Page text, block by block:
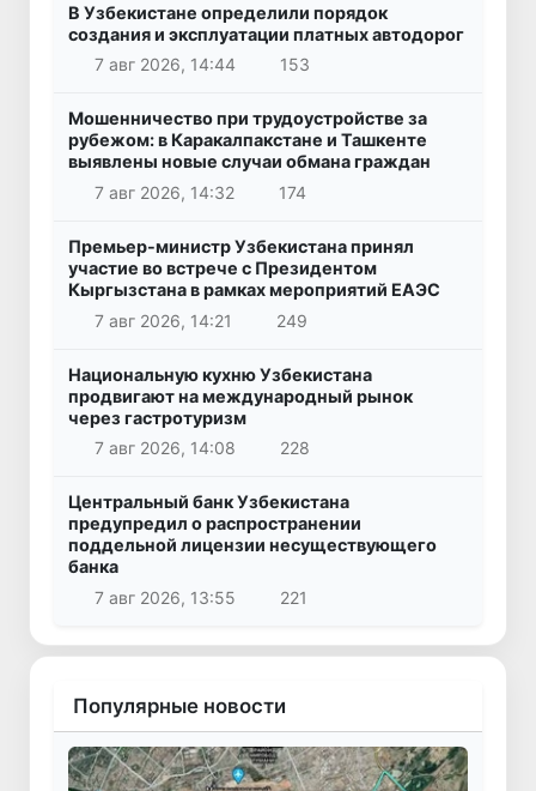
В Узбекистане определили порядок
создания и эксплуатации платных автодорог
7 авг 2026, 14:44
153
Мошенничество при трудоустройстве за
рубежом: в Каракалпакстане и Ташкенте
выявлены новые случаи обмана граждан
7 авг 2026, 14:32
174
Премьер-министр Узбекистана принял
участие во встрече с Президентом
Кыргызстана в рамках мероприятий ЕАЭС
7 авг 2026, 14:21
249
Национальную кухню Узбекистана
продвигают на международный рынок
через гастротуризм
7 авг 2026, 14:08
228
Центральный банк Узбекистана
предупредил о распространении
поддельной лицензии несуществующего
банка
7 авг 2026, 13:55
221
Популярные новости